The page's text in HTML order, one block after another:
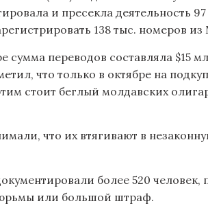
и пресекла деятельность
138 тыс. номеров
сумма переводов составляла $15
что только в октябре на
стоит беглый молдавских
что их втягивают в
более 520 человек,
или большой штраф.